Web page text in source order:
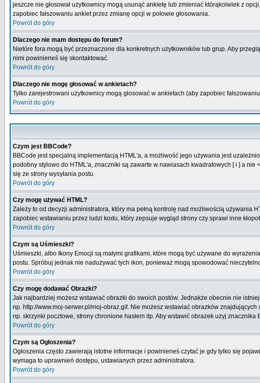
jeszcze nie głosował użytkownicy mogą usunąć ankietę lub zmieniać którąkolwiek z
zapobiec fałszowaniu ankiet przez zmianę opcji w połowie głosowania.
Powrót do góry
Dlaczego nie mam dostępu do forum?
Nietóre fora mogą być przeznaczone dla konkretnych użytkowników lub grup. Aby
nimi powinieneś się skontaktować.
Powrót do góry
Dlaczego nie mogę głosować w ankietach?
Tylko zarejestrowani użytkownicy mogą głosować w ankietach (aby zapobiec
Powrót do góry
Czym jest BBCode?
BBCode jest specjalną implementacją HTML'a, a możliwość jego używania jest
podobny stylowo do HTML'a, znaczniki są zawarte w nawiasach kwadratowych [ i ] a
się ze strony wysyłania postu.
Powrót do góry
Czy mogę używać HTML?
Zależy to od decyzji administratora, który ma pełną kontrolę nad możliwością używania
zapobiec wstawianiu przez ludzi kodu, który zepsuje wygląd strony czy sprawi inne
Powrót do góry
Czym są Uśmieszki?
Uśmieszki, albo Ikony Emocji są małymi grafikami, które mogą być używane do
postu. Spróbuj jednak nie nadużywać tych ikon, ponieważ mogą spowodować
Powrót do góry
Czy mogę dodawać Obrazki?
Jak najbardziej możesz wstawiać obrazki do swoich postów. Jednakże obecnie nie
np. http://www.moj-serwer.pl/moj-obraz.gif. Nie możesz wstawiać obrazków
np. skrzynki pocztowe, strony chronione hasłem itp. Aby wstawić obrazek użyj
Powrót do góry
Czym są Ogłoszenia?
Ogłoszenia często zawierają istotne informacje i powinieneś czytać je gdy tylko się
wymaga to uprawnień dostępu, ustawianych przez administratora.
Powrót do góry